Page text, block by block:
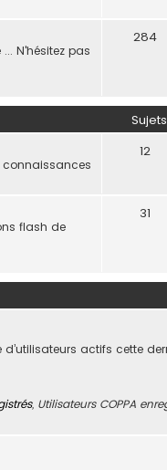
N'hésitez pas
284
Sujets
connaissances
12
flash de
31
actifs cette
, Utilisateurs COPPA